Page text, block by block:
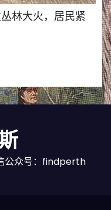
林大火，居民紧
公众号：findperth